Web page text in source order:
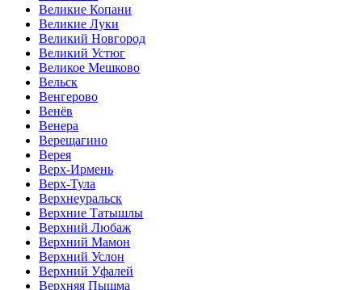
Великие Копани
Великие Луки
Великий Новгород
Великий Устюг
Великое Мешково
Вельск
Венгерово
Венёв
Венера
Верещагино
Верея
Верх-Ирмень
Верх-Тула
Верхнеуральск
Верхние Татышлы
Верхний Любаж
Верхний Мамон
Верхний Услон
Верхний Уфалей
Верхняя Пышма